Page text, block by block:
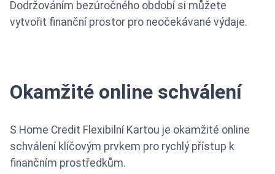
Dodržováním bezúročného období si můžete
vytvořit finanční prostor pro neočekávané výdaje.
Okamžité online schválení
S Home Credit Flexibilní Kartou je okamžité online
schválení klíčovým prvkem pro rychlý přístup k
finančním prostředkům.